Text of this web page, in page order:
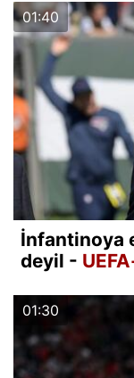
01:40
İnfantinoya
deyil -
01:30